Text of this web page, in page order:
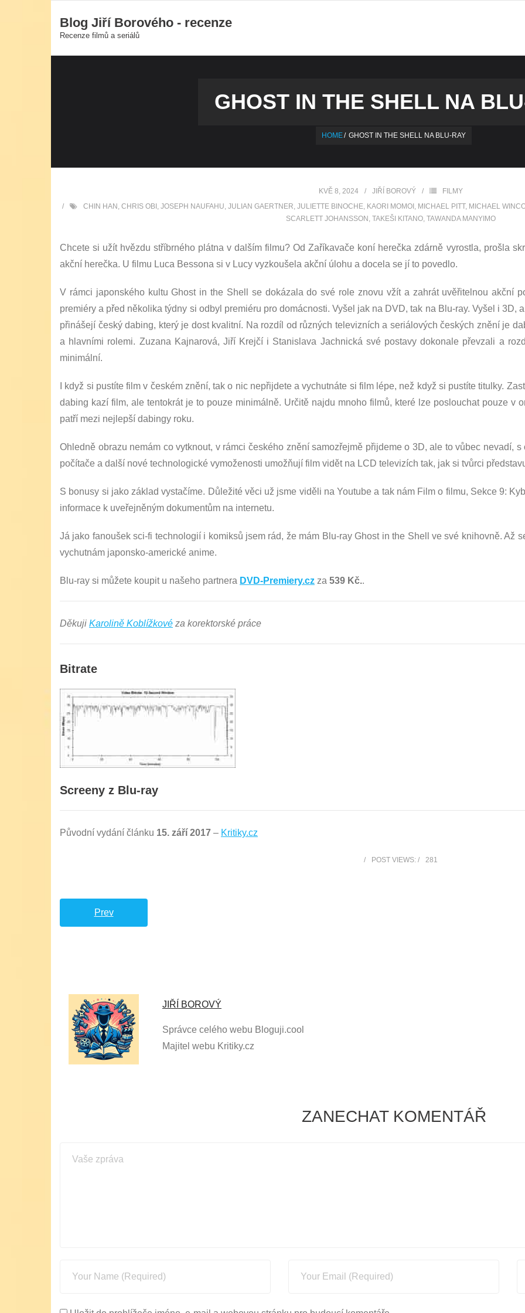
content
Blog Jiří Borového - recenze
Recenze filmů a seriálů
GHOST IN THE SHELL NA
HOME/ GHOST IN THE SHELL NA BLU-RAY
KVĚ 8, 2024 JIŘÍ BOROVÝ
FILMY
CHIN HAN , CHRIS OBI , JOSEPH NAUFAHU, JULIAN GAERTNER, JULIETTE BINOCHE, KAORI MOMOI , MICHAEL PITT, MICHAEL
SCARLETT JOHANSSON , TAKEŠI KITANO, TAWANDA MANYIMO
Chcete si užít hvězdu stříbrného plátna v dalším filmu? Od Zaříkavače koní herečka zdárně vyrostla, prošla
akční herečka. U filmu Luca Bessona si v Lucy vyzkoušela akční úlohu a docela se jí to povedlo.
V rámci japonského kultu Ghost in the Shell se dokázala do své role znovu vžít a zahrát uvěřitelnou akční
premiéry a před několika týdny si odbyl premiéru pro domácnosti. Vyšel jak na DVD, tak na Blu-ray. Vyšel i
přinášejí český dabing, který je dost kvalitní. Na rozdíl od různých televizních a seriálových českých znění je
a hlavními rolemi. Zuzana Kajnarová, Jiří Krejčí i Stanislava Jachnická své postavy dokonale převzali a
minimální.
I když si pustíte film v českém znění, tak o nic nepřijdete a vychutnáte si film lépe, než když si pustíte titulky.
dabing kazí film, ale tentokrát je to pouze minimálně. Určitě najdu mnoho filmů, které lze poslouchat pouze v
patří mezi nejlepší dabingy roku.
Ohledně obrazu nemám co vytknout, v rámci českého znění samozřejmě přijdeme o 3D, ale to vůbec nevadí,
počítače a další nové technologické vymoženosti umožňují film vidět na LCD televizích tak, jak si tvůrci
S bonusy si jako základ vystačíme. Důležité věci už jsme viděli na Youtube a tak nám Film o filmu, Sekce 9:
informace k uveřejněným dokumentům na internetu.
Já jako fanoušek sci-fi technologií i komiksů jsem rád, že mám Blu-ray Ghost in the Shell ve své knihovně. Až
vychutnám japonsko-americké anime.
Blu-ray si můžete koupit u našeho partnera DVD-Premiery.cz za 539 Kč..
Děkuji Karolině Koblížkové za korektorské práce
Bitrate
Screeny z Blu-ray
Původní vydání článku 15. září 2017 – Kritiky.cz
POST VIEWS: 281
Prev
JIŘÍ BOROVÝ
Správce celého webu Bloguji.cool
Majitel webu Kritiky.cz
ZANECHAT KOMENTÁŘ